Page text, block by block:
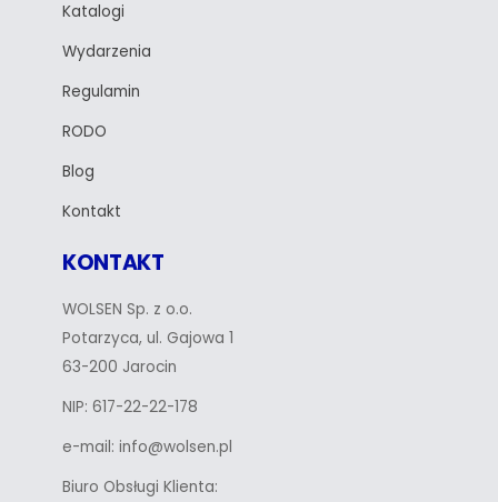
Katalogi
Wydarzenia
Regulamin
RODO
Blog
Kontakt
KONTAKT
WOLSEN Sp. z o.o.
Potarzyca, ul. Gajowa 1
63-200 Jarocin
NIP: 617-22-22-178
e-mail: info@wolsen.pl
Biuro Obsługi Klienta: